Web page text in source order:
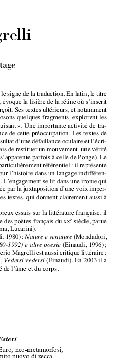
Ses textes ultérieurs, et
quelques fragments, explorent les
». Une importante activité de tra-
de cette préoccupation. Les textes de
d’une défaillance oculaire et l’écri-
de restituer un mouvement, une vérité
parfois à celle de Ponge). Le
référentiel : il représente
l’histoire dans un langage indifféren-
L’engagement se lit dans une ironie qui
par la juxtaposition d’une voix imper-
textes, qui donnent clairement aussi à
essais sur la littérature française, il
des poètes français du
XXe
Lucarini).
1980);Nature e venature(Mondadori,
1992) e altre poesie
Magrelli est aussi critique littéraire :
Vedersi vedersi(Einaudi). En 2003 il a
de l’âme et du corps.
neo-metamorfosi,
nuovo di zecca